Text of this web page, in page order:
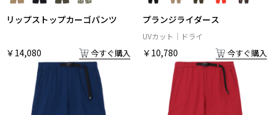
リップストップカーゴパンツ
￥14,080 今すぐ購入
プランジライダース
UVカット ドライ
￥10,780 今すぐ購入